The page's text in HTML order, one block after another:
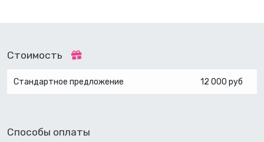
Стоимость
Стандартное предложение 12 000 руб
Способы оплаты